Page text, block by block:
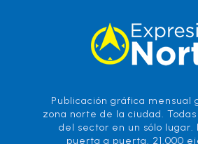
Publicación gráfica mensual
zona norte de la ciudad.
del sector en un sólo lugar.
puerta a puerta. 21.000